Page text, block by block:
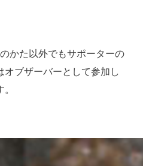
かた以外でもサポーターの
ブザーバーとして参加し